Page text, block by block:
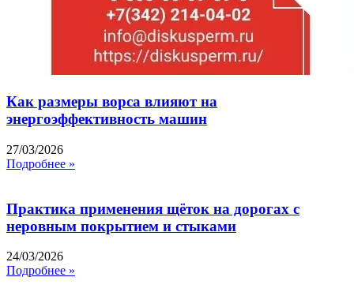
Как размеры ворса влияют на
энергоэффективность машин
27/03/2026
Подробнее »
Практика применения щёток на дорогах с
неровным покрытием и стыками
24/03/2026
Подробнее »